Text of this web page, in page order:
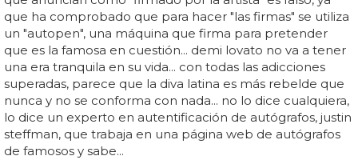
que ha comprobado que para hacer "las firmas" se utiliza
un "autopen", una máquina que firma para pretender
que es la famosa en cuestión... demi lovato no va a tener
una era tranquila en su vida... con todas las adicciones
superadas, parece que la diva latina es más rebelde que
nunca y no se conforma con nada... no lo dice cualquiera,
lo dice un experto en autentificación de autógrafos, justin
steffman, que trabaja en una página web de autógrafos
de famosos y sabe...